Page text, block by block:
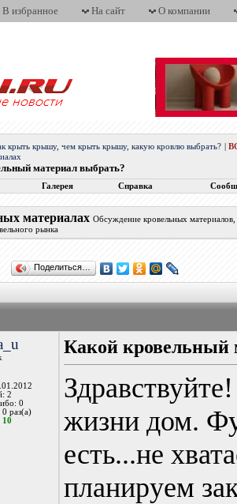
В избранное На сайт О компании
крыть крышу, чем крыть крышу, какую кровлю выбрать?
материал выбрать?
Галерея Справка
материалах Обсуждение кровельных
рынка
Поделиться…
2
0
раз(а)
10
Какой кровельный
жизни дом.
есть...не
планируем